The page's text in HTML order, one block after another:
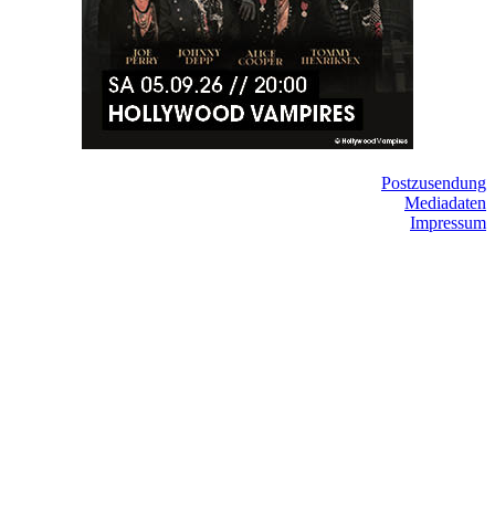
Postzusendung
Mediadaten
Impressum